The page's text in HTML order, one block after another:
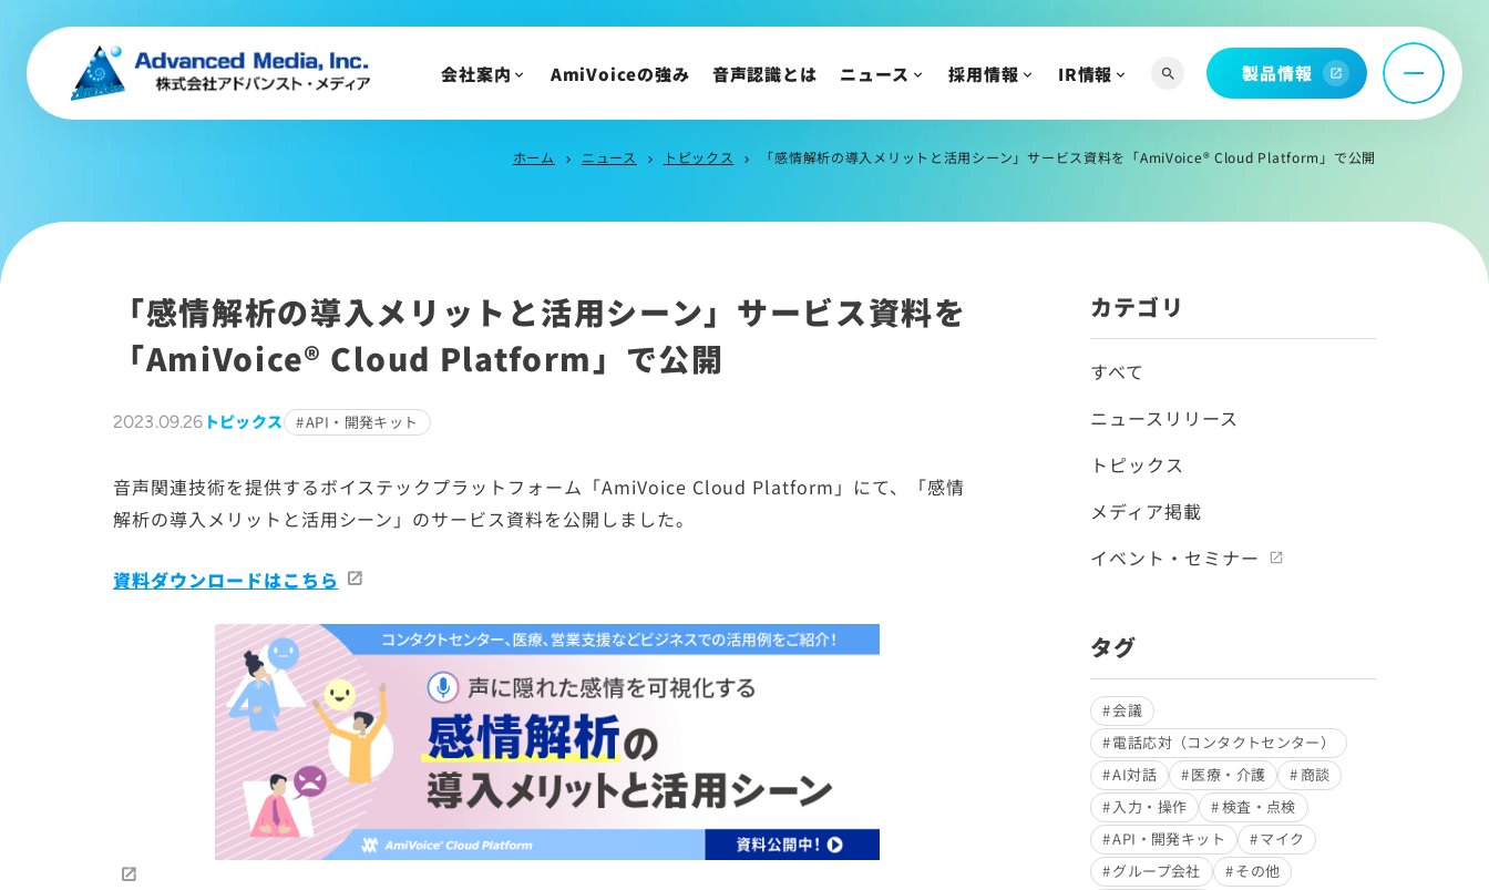
事業内容
会社概要
サステナビリティ
ニュース
トピックス
イベント・セミナー
採用についてのご質問
IRニュース
IR資料/決算短信および関連資料
IRカレンダー
株主総会/株式関連情報
会社案内 AmiVoiceの強み 音声認識とは ニュース 採用情報 IR情報 search 製品情報 open_in_new
ホーム chevron_right ニュース chevron_right トピックス chevron_right 「感情解析の導入メリットと活用シーン」サービス資料を「AmiVoice® Cloud Platform」で公開
「感情解析の導入メリットと活用シーン」サービス資料を
「AmiVoice® Cloud Platform」で公開
2023.09.26 トピックス API・開発キット
音声関連技術を提供するボイステックプラットフォーム「AmiVoice Cloud Platform」にて、「感情
解析の導入メリットと活用シーン」のサービス資料を公開しました。
資料ダウンロードはこちら
カテゴリ
すべて
ニュースリリース
トピックス
メディア掲載
イベント・セミナー
タグ
会議
電話応対（コンタクトセンター）
AI対話
医療・介護
商談
入力・操作
検査・点検
API・開発キット
マイク
グループ会社
その他